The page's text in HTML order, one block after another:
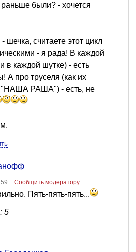
были? - хочется
шечка, считаете этот цикл
- я рада! В каждой
в каждой шутке) - есть
А про труселя (как их
"НАША РАША") - есть, не
Сообщить модератору
Пять-пять-пять...
5